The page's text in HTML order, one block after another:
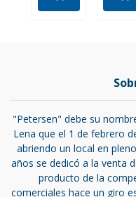
"Petersen" debe su
Lena que el 1 de febrero
abriendo un local en
años se dedicó a la venta
producto de la
comerciales hace un giro